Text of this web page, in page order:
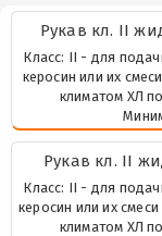
Рукaв кл. II
Класс: II - для
керосин или их
климатом ХЛ
Рукaв кл. II
Класс: II - для
керосин или их
климатом ХЛ